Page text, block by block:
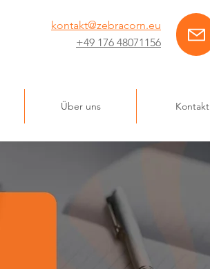
kontakt@zebracorn.eu
+49 176 48071156
Über uns Kontakt